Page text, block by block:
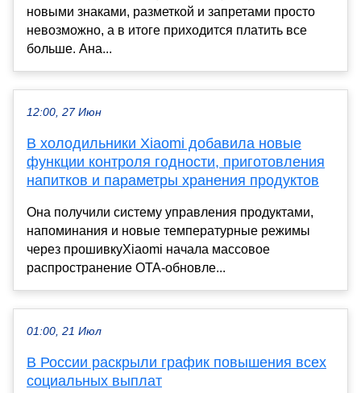
новыми знаками, разметкой и запретами просто
невозможно, а в итоге приходится платить все
больше. Ана...
12:00, 27 Июн
В холодильники Xiaomi добавила новые
функции контроля годности, приготовления
напитков и параметры хранения продуктов
Она получили систему управления продуктами,
напоминания и новые температурные режимы
через прошивкуXiaomi начала массовое
распространение OTA-обновле...
01:00, 21 Июл
В России раскрыли график повышения всех
социальных выплат